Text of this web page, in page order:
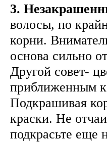
3.
волосы, по
корни.
основа сильно
Другой совет-
приближенным к
Подкрашивая
краски. Не
подкрасьте еще